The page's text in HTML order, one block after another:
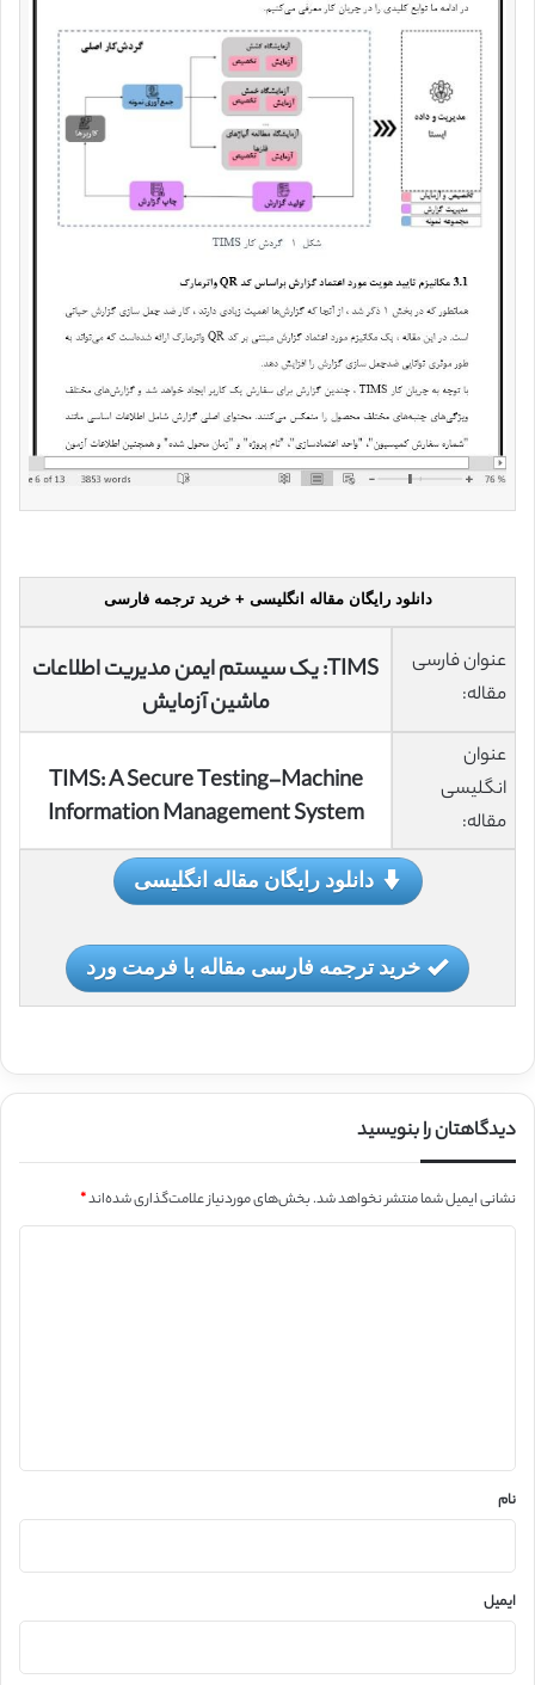
دانلود رایگان مقاله انگلیسی + خرید ترجمه فارسی
عنوان فارسی
مقاله:
TIMS: یک سیستم ایمن مدیریت اطلاعات
ماشین آزمایش
عنوان
انگلیسی
مقاله:
TIMS: A Secure Testing-Machine
Information Management System
دانلود رایگان مقاله انگلیسی
خرید ترجمه فارسی مقاله با فرمت ورد
دیدگاهتان را بنویسید
نشانی ایمیل شما منتشر نخواهد شد.بخش‌های موردنیاز علامت‌گذاری شده‌اند*
نام
ایمیل